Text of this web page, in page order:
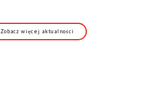
Zobacz więcej aktualności